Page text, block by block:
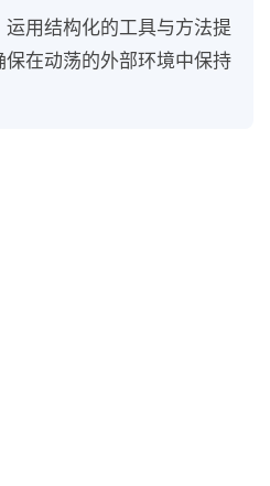
运用结构化的工具与方法提
在动荡的外部环境中保持